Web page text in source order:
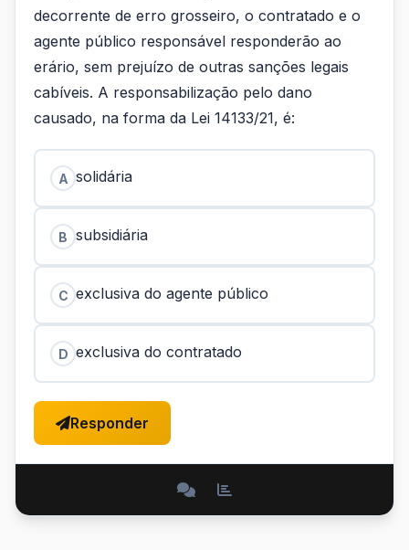
decorrente de erro grosseiro, o contratado e o
agente público responsável responderão ao
erário, sem prejuízo de outras sanções legais
cabíveis. A responsabilização pelo dano
causado, na forma da Lei 14133/21, é:
A solidária
B subsidiária
C exclusiva do agente público
D exclusiva do contratado
Responder